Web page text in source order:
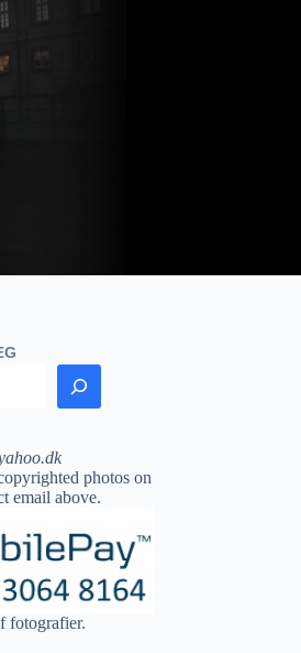
photos on
email above.
fotografier.